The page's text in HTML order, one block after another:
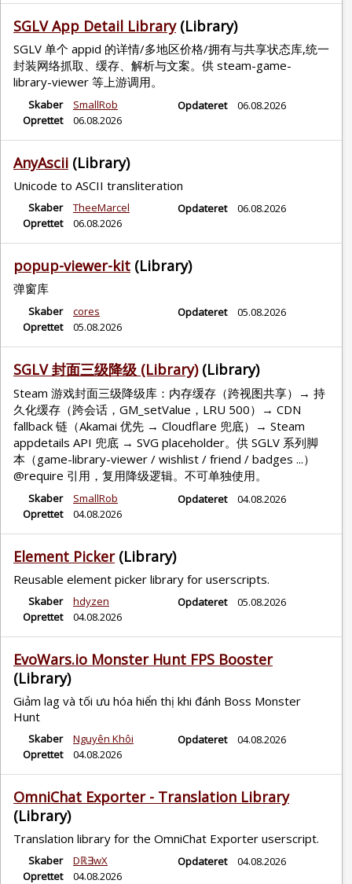
SGLV App Detail Library (Library)
SGLV 单个 appid 的详情/多地区价格/拥有与共享状态库,统一
封装网络抓取、缓存、解析与文案。供 steam-game-
library-viewer 等上游调用。
Skaber
SmallRob
Oprettet
06.08.2026
Opdateret 06.08.2026
AnyAscii (Library)
Unicode to ASCII transliteration
Skaber
TheeMarcel
Oprettet
06.08.2026
Opdateret 06.08.2026
popup-viewer-kit (Library)
弹窗库
Skaber
cores
Oprettet
05.08.2026
Opdateret 05.08.2026
SGLV 封面三级降级 (Library) (Library)
Steam 游戏封面三级降级库：内存缓存（跨视图共享）→ 持
久化缓存（跨会话，GM_setValue，LRU 500）→ CDN
fallback 链（Akamai 优先 → Cloudflare 兜底）→ Steam
appdetails API 兜底 → SVG placeholder。供 SGLV 系列脚
本（game-library-viewer / wishlist / friend / badges ...）
@require 引用，复用降级逻辑。不可单独使用。
Skaber
SmallRob
Oprettet
04.08.2026
Opdateret 04.08.2026
Element Picker (Library)
Reusable element picker library for userscripts.
Skaber
hdyzen
Oprettet
04.08.2026
Opdateret 05.08.2026
EvoWars.io Monster Hunt FPS Booster
(Library)
Giảm lag và tối ưu hóa hiển thị khi đánh Boss Monster
Hunt
Skaber
Nguyên Khôi
Oprettet
04.08.2026
Opdateret 04.08.2026
OmniChat Exporter - Translation Library
(Library)
Translation library for the OmniChat Exporter userscript.
Skaber
Dℝ∃wX
Oprettet
04.08.2026
Opdateret 04.08.2026